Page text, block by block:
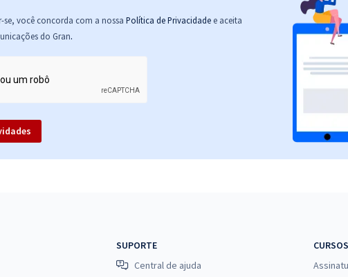
se, você concorda com a nossa Política de Privacidade e aceita
do Gran.
SUPORTE
Central de ajuda